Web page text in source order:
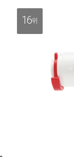
16위